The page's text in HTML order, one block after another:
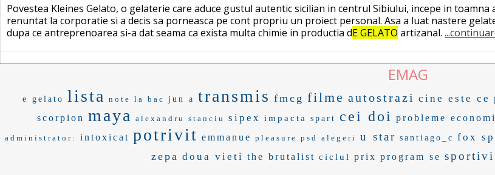
Povestea Kleines Gelato, o gelaterie care aduce gustul autentic sicilian in centrul Sibiului, incepe in
renuntat la corporatie si a decis sa porneasca pe cont propriu un proiect personal. Asa a luat nastere
dupa ce antreprenoarea si-a dat seama ca exista multa chimie in productia dE GELATO artizanal.
EMAG
e gelato lista note la bac jun a transmis fmcg filme autostrazi cine este ce
scorpion maya alexandru stanciu sipex impacta spart cei doi probleme
administrator: intoxicat potrivit emmanue pleasure psd alegeri u star santiago_c fox
zepa doua vieti the brutalist ciclul prix program se sportivi